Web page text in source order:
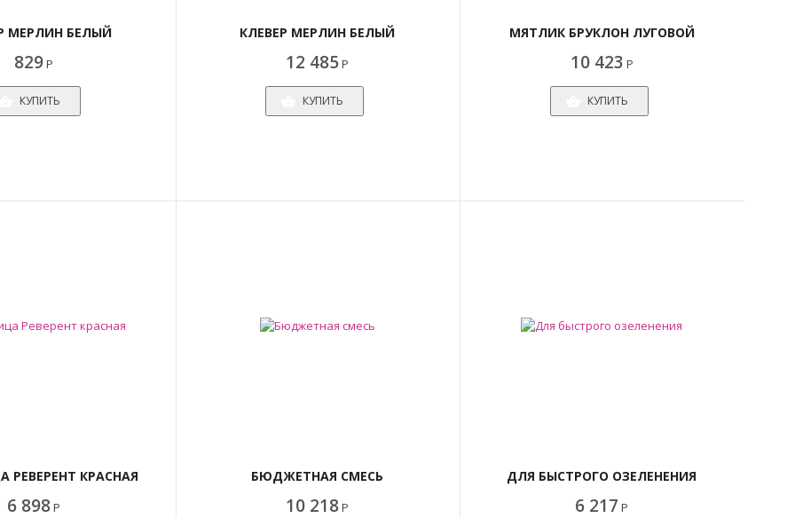
МЕРЛИН БЕЛЫЙ
829Р
КУПИТЬ
КЛЕВЕР МЕРЛИН БЕЛЫЙ
12 485Р
КУПИТЬ
МЯТЛИК БРУКЛОН ЛУГОВОЙ
10 423 Р
КУПИТЬ
РЕВЕРЕНТ КРАСНАЯ
6 898Р
БЮДЖЕТНАЯ СМЕСЬ
10 218Р
ДЛЯ БЫСТРОГО ОЗЕЛЕНЕНИЯ
6 217 Р